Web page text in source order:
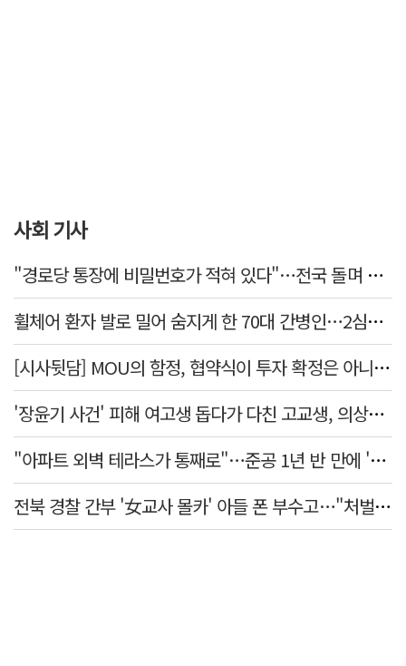
사회 기사
"경로당 통장에 비밀번호가 적혀 있다"…전국 돌며 경로당 13곳 턴 30대 구속
휠체어 환자 발로 밀어 숨지게 한 70대 간병인…2심도 집행유예
[시사뒷담] MOU의 함정, 협약식이 투자 확정은 아니긴 해
'장윤기 사건' 피해 여고생 돕다가 다친 고교생, 의상자 인정
"아파트 외벽 테라스가 통째로"…준공 1년 반 만에 '아찔 사고'
전북 경찰 간부 '女교사 몰카' 아들 폰 부수고…"처벌 못하는 사안" 내부망에 글